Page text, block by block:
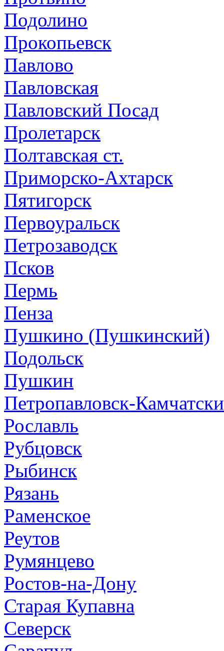
Подолино
Прокопьевск
Павлово
Павловская
Павловский Посад
Пролетарск
Полтавская ст.
Приморско-Ахтарск
Пятигорск
Первоуральск
Петрозаводск
Псков
Пермь
Пенза
Пушкино (Пушкинский)
Подольск
Пушкин
Петропавловск-
Рославль
Рубцовск
Рыбинск
Рязань
Раменское
Реутов
Румянцево
Ростов-на-Дону
Старая Купавна
Северск